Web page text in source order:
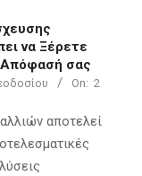
να Ξέρετε
Απόφασή σας
On: 2
αποτελεί